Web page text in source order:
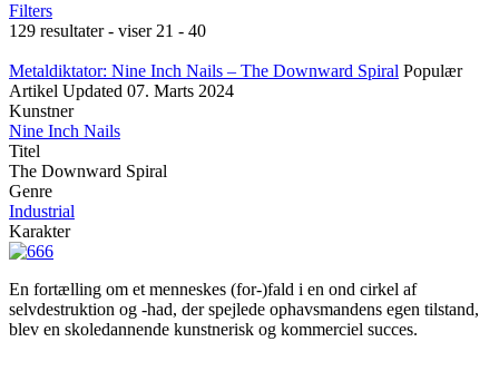
Filters
129 resultater - viser 21 - 40
Metaldiktator: Nine Inch Nails – The Downward Spiral Populær
Artikel Updated 07. Marts 2024
Kunstner
Nine Inch Nails
Titel
The Downward Spiral
Genre
Industrial
Karakter
En fortælling om et menneskes (for-)fald i en ond cirkel af
selvdestruktion og -had, der spejlede ophavsmandens egen tilstand,
blev en skoledannende kunstnerisk og kommerciel succes.